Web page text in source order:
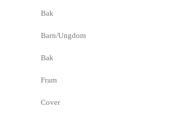
Bak
Barn/Ungdom
Bak
Fram
Cover